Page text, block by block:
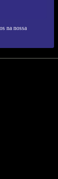
na nossa
NEW.